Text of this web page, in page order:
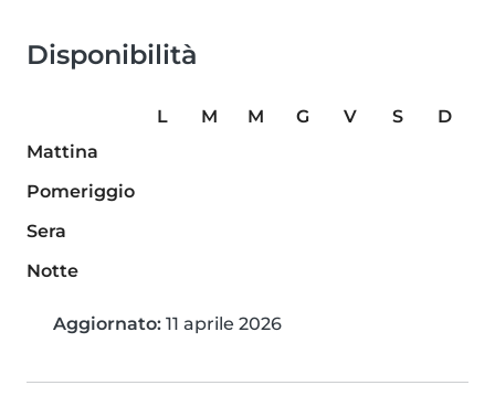
Disponibilità
L M M G V S
D
Mattina
Pomeriggio
Sera
Notte
Aggiornato: 11 aprile 2026